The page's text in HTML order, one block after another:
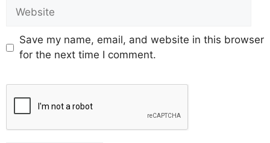
Save my name, email, and website in this browser
for the next time I comment.